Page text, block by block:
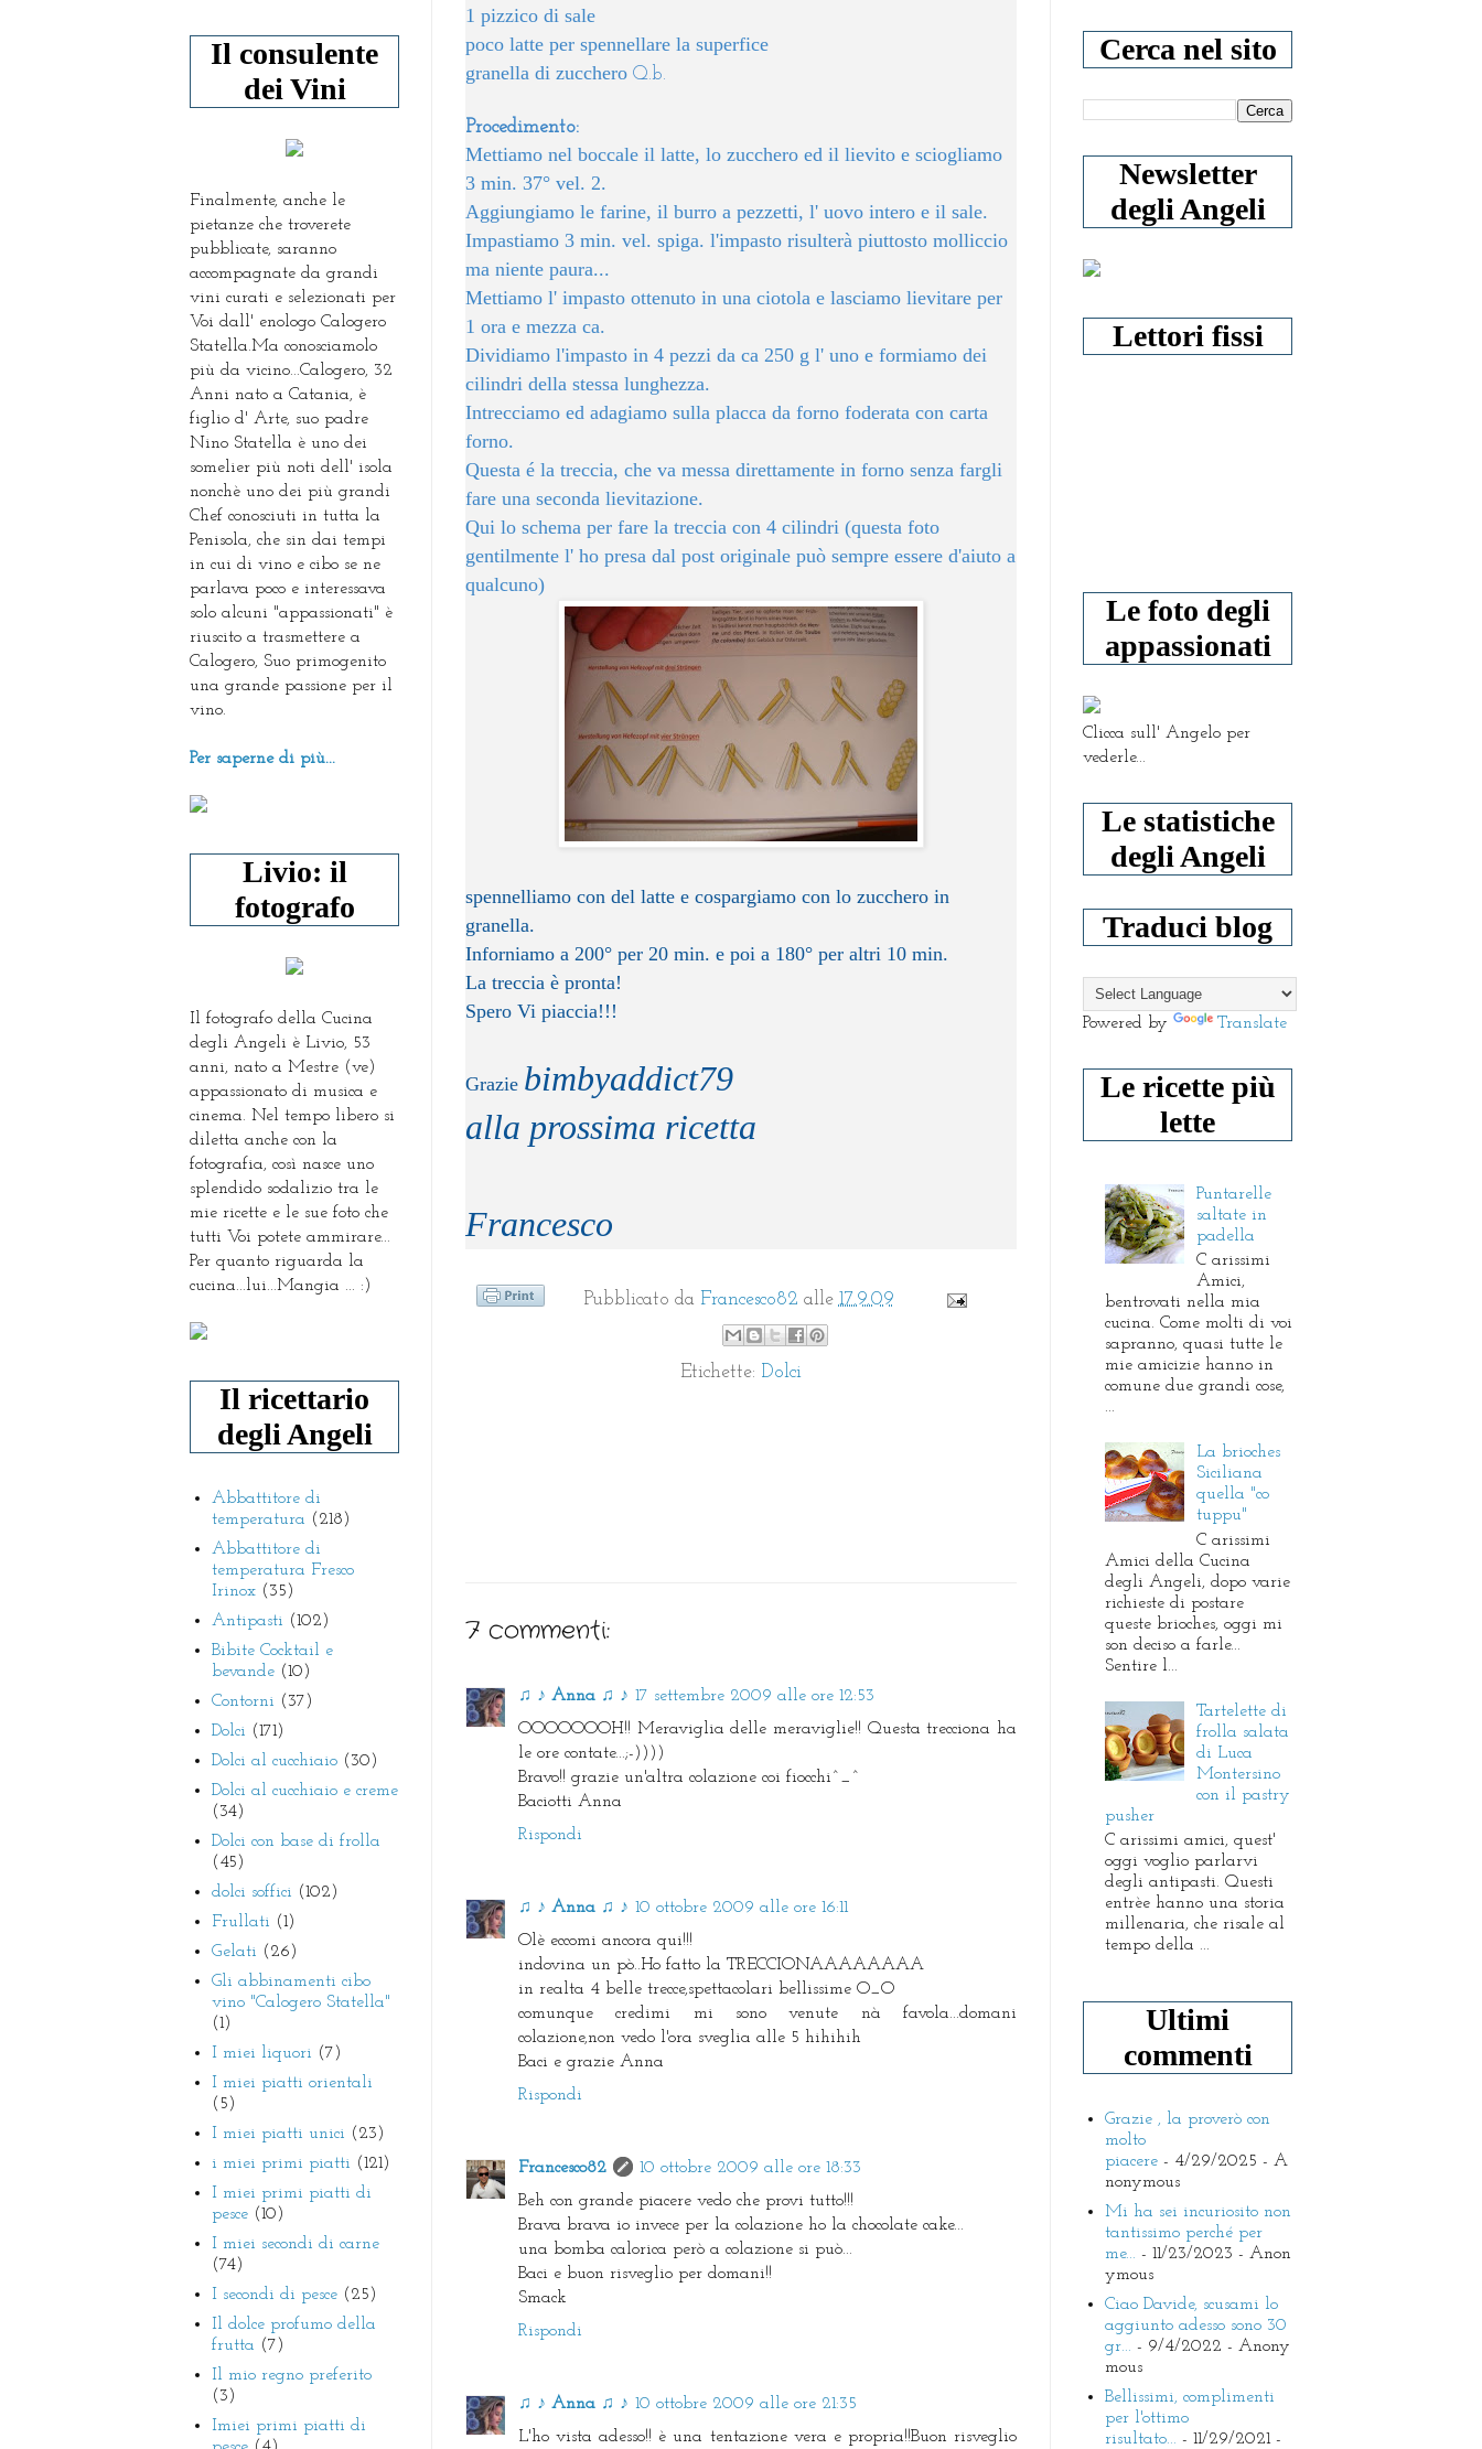
1 pizzico di sale
poco latte per spennellare la superfice
granella di zucchero Q.b.
Procedimento:
Mettiamo nel boccale il latte, lo zucchero ed il lievito e sciogliamo
3 min. 37° vel. 2.
Aggiungiamo le farine, il burro a pezzetti, l' uovo intero e il sale.
Impastiamo 3 min. vel. spiga. l'impasto risulterà piuttosto molliccio
ma niente paura...
Mettiamo l' impasto ottenuto in una ciotola e lasciamo lievitare per
1 ora e mezza ca.
Dividiamo l'impasto in 4 pezzi da ca 250 g l' uno e formiamo dei
cilindri della stessa lunghezza.
Intrecciamo ed adagiamo sulla placca da forno foderata con carta
forno.
Questa é la treccia, che va messa direttamente in forno senza fargli
fare una seconda lievitazione.
Qui lo schema per fare la treccia con 4 cilindri (questa foto
gentilmente l' ho presa dal post originale può sempre essere d'aiuto a
qualcuno)
spennelliamo con del latte e cospargiamo con lo zucchero in
granella.
Inforniamo a 200° per 20 min. e poi a 180° per altri 10 min.
La treccia è pronta!
Spero Vi piaccia!!!
Grazie bimbyaddict79
alla prossima ricetta
Francesco
Pubblicato da Francesco82 alle 17.9.09
Etichette: Dolci
7 commenti:
♫ ♪ Anna ♫ ♪ 17 settembre 2009 alle ore 12:53
OOOOOOOH!! Meraviglia delle meraviglie!! Questa trecciona ha
le ore contate...;-))))
Bravo!! grazie un'altra colazione coi fiocchi^_^
Baciotti Anna
Rispondi
♫ ♪ Anna ♫ ♪ 10 ottobre 2009 alle ore 16:11
Olè eccomi ancora qui!!!
indovina un pò..Ho fatto la TRECCIONAAAAAAAA
in realta 4 belle trecce,spettacolari bellissime O_O
comunque credimi mi sono venute nà favola...domani
colazione,non vedo l'ora sveglia alle 5 hihihih
Baci e grazie Anna
Rispondi
Francesco82
10 ottobre 2009 alle ore 18:33
Beh con grande piacere vedo che provi tutto!!!
Brava brava io invece per la colazione ho la chocolate cake...
una bomba calorica però a colazione si può...
Baci e buon risveglio per domani!!
Smack
Rispondi
♫ ♪ Anna ♫ ♪ 10 ottobre 2009 alle ore 21:35
L'ho vista adesso!! è una tentazione vera e propria!!Buon risveglio
Il consulente
dei Vini
Finalmente, anche le
pietanze che troverete
pubblicate, saranno
accompagnate da grandi
vini curati e selezionati per
Voi dall' enologo Calogero
Statella.Ma conosciamolo
più da vicino...Calogero, 32
Anni nato a Catania, è
figlio d' Arte, suo padre
Nino Statella è uno dei
somelier più noti dell' isola
nonchè uno dei più grandi
Chef conosciuti in tutta la
Penisola, che sin dai tempi
in cui di vino e cibo se ne
parlava poco e interessava
solo alcuni "appassionati" è
riuscito a trasmettere a
Calogero, Suo primogenito
una grande passione per il
vino.
Per saperne di più...
Livio: il
fotografo
Il fotografo della Cucina
degli Angeli è Livio, 53
anni, nato a Mestre (ve)
appassionato di musica e
cinema. Nel tempo libero si
diletta anche con la
fotografia, così nasce uno
splendido sodalizio tra le
mie ricette e le sue foto che
tutti Voi potete ammirare...
Per quanto riguarda la
cucina...lui...Mangia ... :)
Il ricettario
degli Angeli
Abbattitore di
temperatura (218)
Abbattitore di
temperatura Fresco
Irinox (35)
Antipasti (102)
Bibite Cocktail e
bevande (10)
Contorni (37)
Dolci (171)
Dolci al cucchiaio (30)
Dolci al cucchiaio e creme
(34)
Dolci con base di frolla
(45)
dolci soffici (102)
Frullati (1)
Gelati (26)
Gli abbinamenti cibo
vino "Calogero Statella"
(1)
I miei liquori (7)
I miei piatti orientali
(5)
I miei piatti unici (23)
i miei primi piatti (121)
I miei primi piatti di
pesce (10)
I miei secondi di carne
(74)
I secondi di pesce (25)
Il dolce profumo della
frutta (7)
Il mio regno preferito
(3)
Imiei primi piatti di
Cerca nel sito
Newsletter
degli Angeli
Lettori fissi
Le foto degli
appassionati
Clicca sull' Angelo per
vederle...
Le statistiche
degli Angeli
Traduci blog
Powered by Translate
Le ricette più
lette
Puntarelle
saltate in
padella
C arissimi
Amici,
bentrovati nella mia
cucina. Come molti di voi
sapranno, quasi tutte le
mie amicizie hanno in
comune due grandi cose,
...
La brioches
Siciliana
quella "co
tuppu"
C arissimi
Amici della Cucina
degli Angeli, dopo varie
richieste di postare
queste brioches, oggi mi
son deciso a farle...
Sentire l...
Tartelette di
frolla salata
di Luca
Montersino
con il pastry
pusher
C arissimi amici, quest'
oggi voglio parlarvi
degli antipasti. Questi
entrèe hanno una storia
millenaria, che risale al
tempo della ...
Ultimi
commenti
Grazie , la proverò con
molto
piacere - 4/29/2025 - A
nonymous
Mi ha sei incuriosito non
tantissimo perché per
me... - 11/23/2023 - Anon
ymous
Ciao Davide, scusami lo
aggiunto adesso sono 30
gr... - 9/4/2022 - Anony
mous
Bellissimi, complimenti
per l'ottimo
risultato... - 11/29/2021-